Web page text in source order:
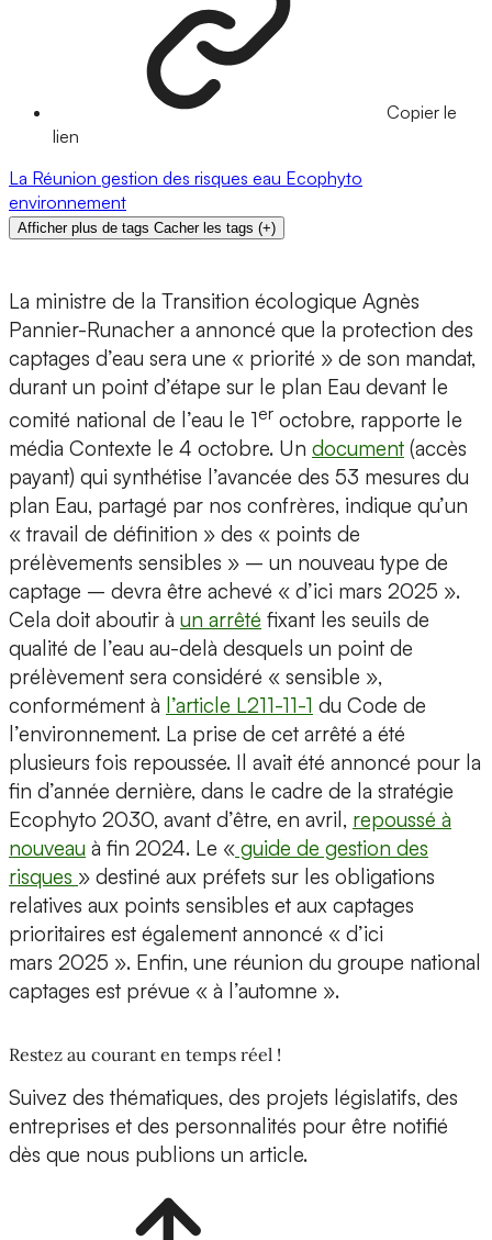
Copier le
lien
La Réunion gestion des risques eau Ecophyto
environnement
Afficher plus de tags Cacher les tags (+)
La ministre de la Transition écologique Agnès
Pannier-Runacher a annoncé que la protection des
captages d’eau sera une « priorité » de son mandat,
durant un point d’étape sur le plan Eau devant le
comité national de l’eau le 1er octobre, rapporte le
média Contexte le 4 octobre. Un document (accès
payant) qui synthétise l’avancée des 53 mesures du
plan Eau, partagé par nos confrères, indique qu’un
« travail de définition » des « points de
prélèvements sensibles » – un nouveau type de
captage – devra être achevé « d’ici mars 2025 ».
Cela doit aboutir à un arrêté fixant les seuils de
qualité de l’eau au-delà desquels un point de
prélèvement sera considéré « sensible »,
conformément à l’article L211-11-1 du Code de
l’environnement. La prise de cet arrêté a été
plusieurs fois repoussée. Il avait été annoncé pour la
fin d’année dernière, dans le cadre de la stratégie
Ecophyto 2030, avant d’être, en avril, repoussé à
nouveau à fin 2024. Le « guide de gestion des
risques » destiné aux préfets sur les obligations
relatives aux points sensibles et aux captages
prioritaires est également annoncé « d’ici
mars 2025 ». Enfin, une réunion du groupe national
captages est prévue « à l’automne ».
Restez au courant en temps réel !
Suivez des thématiques, des projets législatifs, des
entreprises et des personnalités pour être notifié
dès que nous publions un article.